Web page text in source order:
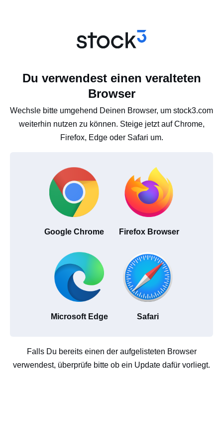
Du verwendest einen veralteten
Browser
Wechsle bitte umgehend Deinen Browser, um stock3.com
weiterhin nutzen zu können. Steige jetzt auf Chrome,
Firefox, Edge oder Safari um.
Google Chrome Firefox Browser
Microsoft Edge Safari
Falls Du bereits einen der aufgelisteten Browser
verwendest, überprüfe bitte ob ein Update dafür vorliegt.